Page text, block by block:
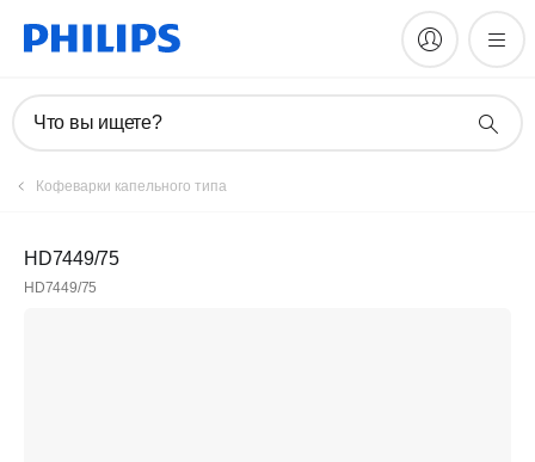
Что вы ищете?
Кофеварки капельного типа
HD7449/75
HD7449/75